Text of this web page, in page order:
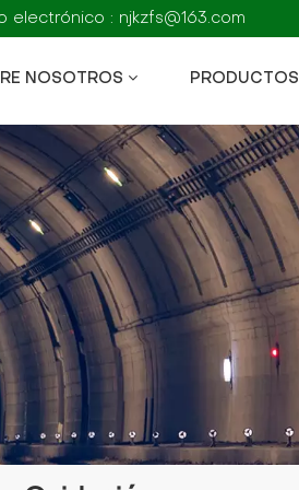
electrónico : njkzfs@163.com
NOSOTROS PRODUCTOS